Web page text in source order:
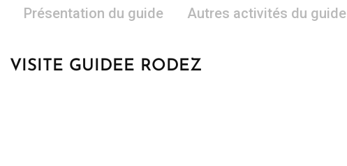
Présentation du guide Autres activités du guide
VISITE GUIDEE RODEZ